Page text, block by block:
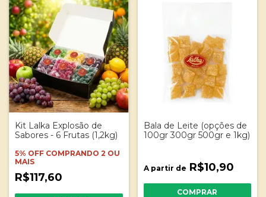
Kit Lalka Explosão de
Sabores - 6 Frutas (1,2kg)
5% OFF COMPRANDO 2 OU
MAIS
R$117,60
Bala de Leite (opções de
100gr 300gr 500gr e 1kg)
A partir de R$10,90
COMPRAR